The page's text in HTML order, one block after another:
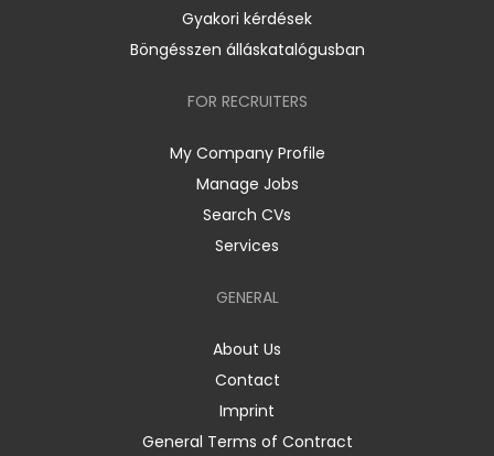
Gyakori kérdések
Böngésszen álláskatalógusban
FOR RECRUITERS
My Company Profile
Manage Jobs
Search CVs
Services
GENERAL
About Us
Contact
Imprint
General Terms of Contract